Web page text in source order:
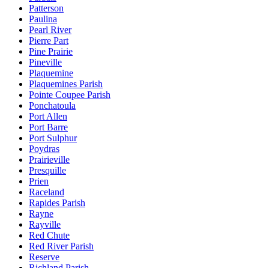
Patterson
Paulina
Pearl River
Pierre Part
Pine Prairie
Pineville
Plaquemine
Plaquemines Parish
Pointe Coupee Parish
Ponchatoula
Port Allen
Port Barre
Port Sulphur
Poydras
Prairieville
Presquille
Prien
Raceland
Rapides Parish
Rayne
Rayville
Red Chute
Red River Parish
Reserve